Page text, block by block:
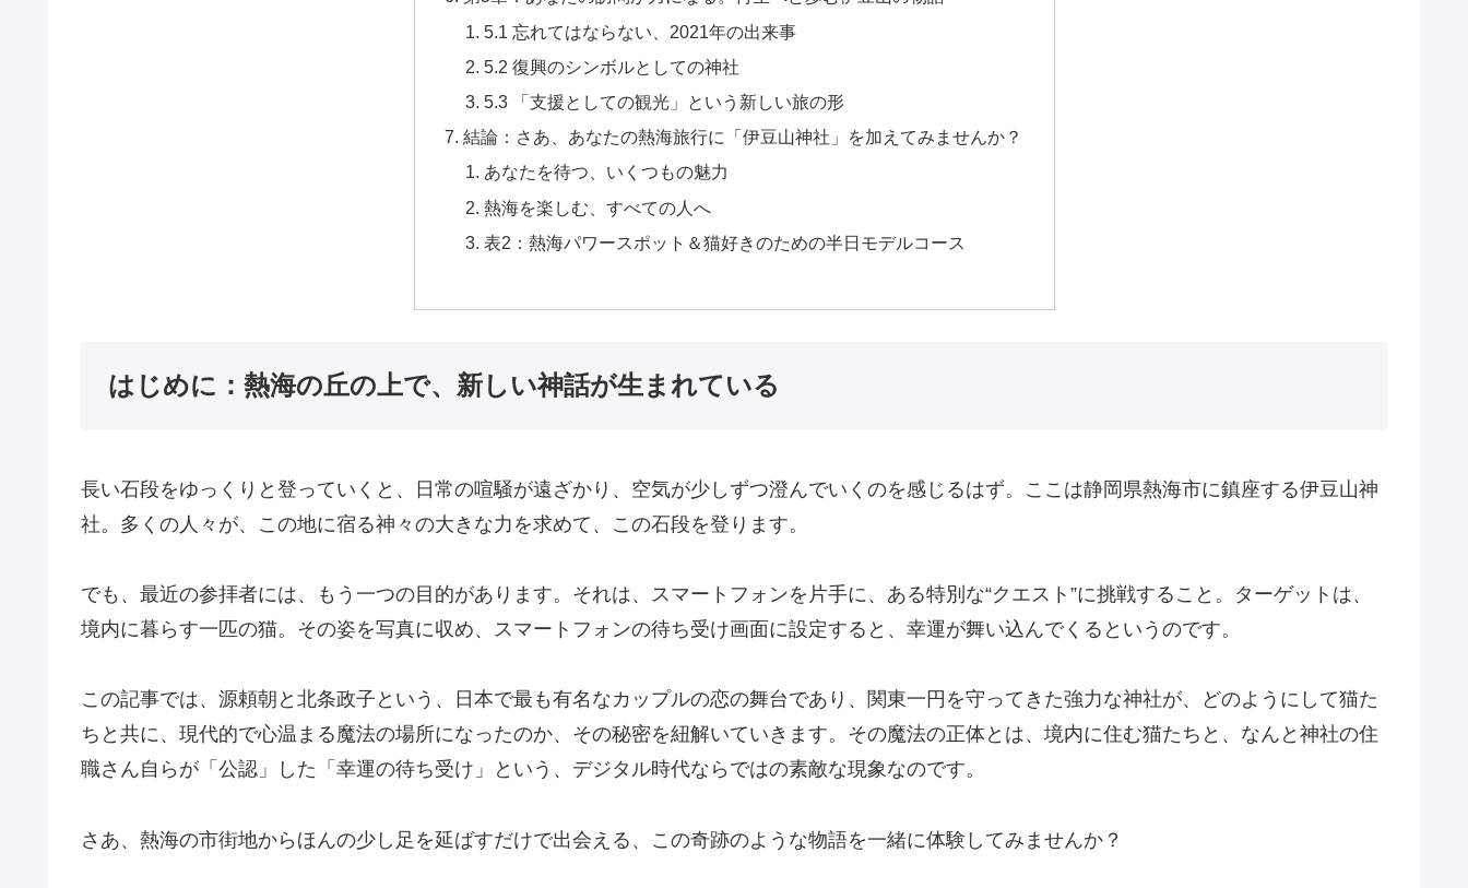
5.1 忘れてはならない、2021年の出来事
5.2 復興のシンボルとしての神社
5.3 「支援としての観光」という新しい旅の形
結論：さあ、あなたの熱海旅行に「伊豆山神社」を加えてみませんか？
あなたを待つ、いくつもの魅力
熱海を楽しむ、すべての人へ
表2：熱海パワースポット＆猫好きのための半日モデルコース
はじめに：熱海の丘の上で、新しい神話が生まれている
長い石段をゆっくりと登っていくと、日常の喧騒が遠ざかり、空気が少しずつ澄んでいくのを感じるはず。ここは静岡県熱海市に鎮座する伊豆山神
社。多くの人々が、この地に宿る神々の大きな力を求めて、この石段を登ります。
でも、最近の参拝者には、もう一つの目的があります。それは、スマートフォンを片手に、ある特別な“クエスト”に挑戦すること。ターゲットは、
境内に暮らす一匹の猫。その姿を写真に収め、スマートフォンの待ち受け画面に設定すると、幸運が舞い込んでくるというのです。
この記事では、源頼朝と北条政子という、日本で最も有名なカップルの恋の舞台であり、関東一円を守ってきた強力な神社が、どのようにして猫た
ちと共に、現代的で心温まる魔法の場所になったのか、その秘密を紐解いていきます。その魔法の正体とは、境内に住む猫たちと、なんと神社の住
職さん自らが「公認」した「幸運の待ち受け」という、デジタル時代ならではの素敵な現象なのです。
さあ、熱海の市街地からほんの少し足を延ばすだけで出会える、この奇跡のような物語を一緒に体験してみませんか？